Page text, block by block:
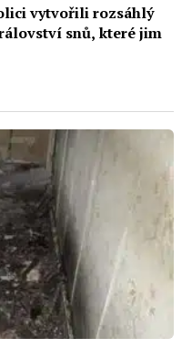
vytvořili rozsáhlý
snů, které jim